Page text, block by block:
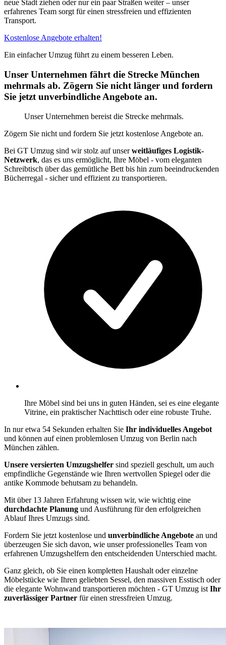
neue Stadt ziehen oder nur ein paar Straßen weiter – unser
erfahrenes Team sorgt für einen stressfreien und effizienten
Transport.
Kostenlose Angebote erhalten!
Ein einfacher Umzug führt zu einem besseren Leben.
Unser Unternehmen fährt die Strecke München
mehrmals ab. Zögern Sie nicht länger und fordern
Sie jetzt unverbindliche Angebote an.
Unser Unternehmen bereist die Strecke mehrmals.
Zögern Sie nicht und fordern Sie jetzt kostenlose Angebote an.
Bei GT Umzug sind wir stolz auf unserweitläufiges Logistik-
Netzwerk, das es uns ermöglicht, Ihre Möbel - vom eleganten
Schreibtisch über das gemütliche Bett bis hin zum beeindruckenden
Bücherregal - sicher und effizient zu transportieren.
Ihre Möbel sind bei uns in guten Händen, sei es eine elegante
Vitrine, ein praktischer Nachttisch oder eine robuste Truhe.
In nur etwa 54 Sekunden erhalten Sie Ihr individuelles Angebot
und können auf einen problemlosen Umzug von Berlin nach
München zählen.
Unsere versierten Umzugshelfer sind speziell geschult, um auch
empfindliche Gegenstände wie Ihren wertvollen Spiegel oder die
antike Kommode behutsam zu behandeln.
Mit über 13 Jahren Erfahrung wissen wir, wie wichtig eine
durchdachte Planung und Ausführung für den erfolgreichen
Ablauf Ihres Umzugs sind.
Fordern Sie jetzt kostenlose und unverbindliche Angebote an und
überzeugen Sie sich davon, wie unser professionelles Team von
erfahrenen Umzugshelfern den entscheidenden Unterschied macht.
Ganz gleich, ob Sie einen kompletten Haushalt oder einzelne
Möbelstücke wie Ihren geliebten Sessel, den massiven Esstisch oder
die elegante Wohnwand transportieren möchten - GT Umzug ist Ihr
zuverlässiger Partner für einen stressfreien Umzug.